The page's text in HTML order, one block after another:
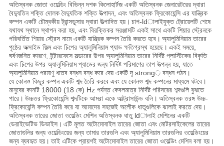
অতিস্বনক জোতা ওয়েল্ডিং বিভিন্ন দশক কিলোহার্টজ একটি অতিস্বনক জেনারেটরের দ্বারা
বৈদ্যুতিন শক্তি দোলক বৈদ্যুতিক শক্তি উত্পাদন, এবং অতিস্বনক ফ্রিকোয়েন্সি এর যান্ত্রিক
কম্পন একটি চৌম্বকীয় ট্রান্সডুসার দ্বারা উত্পাদিত হয়। চাপ-ldালাইযুক্ত ট্রোয়েলটি শেষে
যথাযথ স্থানে স্থাপন করা হয়, এবং বিরক্তিকর সরঞ্জামটি একই সাথে একটি শিয়ার স্ট্রেনকে
পরিবর্তিত শিয়ার স্ট্রেস নামে একটি যান্ত্রিক কম্পন তৈরি করতে হবে। অ্যালুমিনিয়াম তারের
পৃষ্ঠের অক্সাইড ফিল্ম এবং চিপের অ্যালুমিনিয়াম প্যাড ক্ষতিগ্রস্থ হয়েছে। একই সময়ে,
ঘর্ষণজনিত কারণে, ইন্টারফেসে সল্ডারের উপর অ্যালুমিনিয়াম তারের নির্দিষ্ট প্লাস্টিকের বিকৃতি
এবং চিপের উপর অ্যালুমিনিয়াম প্যাডের জন্য নির্দিষ্ট পরিমাণের তাপ উত্পন্ন হয়, যাতে
অ্যালুমিনিয়াম পরমাণু ধাতব বন্ধন বন্ধ করে দেয় একটি দৃ strong় বন্ধন গঠন।
যে কোনও কিছুর কম্পন একটি শব্দ তৈরি করবে এবং যে কোনও শব্দ কম্পনের মাধ্যমে ঘটবে।
মানুষের কানটি 18000 (18 কে) Hz পর্যন্ত কেবলমাত্র নির্দিষ্ট পরিসরের শব্দগুলি বুঝতে
পারে। উচ্চতর ফ্রিকোয়েন্সি শব্দটিকে আমরা একে আল্ট্রাসাউন্ড বলি। অতিস্বনক তরঙ্গ উচ্চ-
ফ্রিকোয়েন্সি কম্পন তৈরি করে যা আমাদের সহজেই অলৌক ধাতুগুলিকে ঝালাই করতে দেয়।
অতিস্বনক তারের জোতা ওয়েল্ডিং মেশিন অতিস্বনক ধাতু ldালাই মেশিনের একটি
ডেরাইভেটিভ ডিভাইস। এটি মূলত অটোমোবাইল তারের জোতা এবং মোটরসাইকেলের তারের
জোতাগুলির জন্য ওয়েল্ডিংয়ের জন্য তামার তারগুলি এবং অ্যালুমিনিয়াম তারগুলির ওয়েল্ডিংয়ের
জন্য ব্যবহৃত হয়। তাই এটিকে প্রায়শই অটোমোবাইল তারের জোতা ওয়েল্ডিং মেশিন বলা হয়।